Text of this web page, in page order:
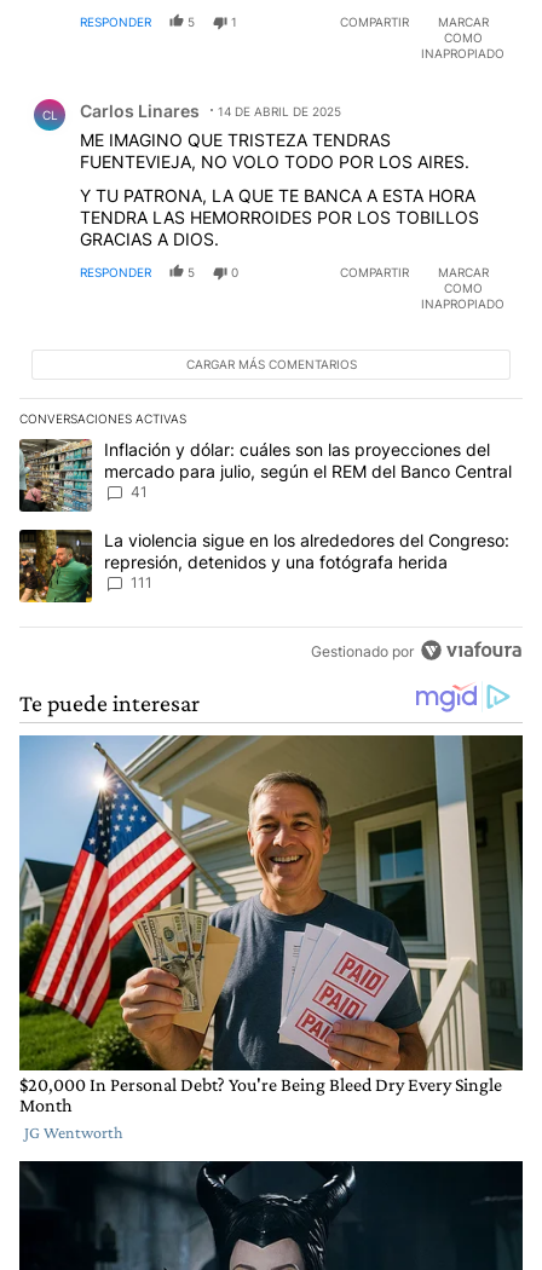
RESPONDER 5 1 COMPARTIR
MARCAR
COMO
INAPROPIADO
CL Carlos Linares 14 DE ABRIL DE 2025
ME IMAGINO QUE TRISTEZA TENDRAS
FUENTEVIEJA, NO VOLO TODO POR LOS AIRES.
Y TU PATRONA, LA QUE TE BANCA A ESTA HORA
TENDRA LAS HEMORROIDES POR LOS TOBILLOS
GRACIAS A DIOS.
RESPONDER 5 0 COMPARTIR
MARCAR
COMO
INAPROPIADO
CARGAR MÁS COMENTARIOS
CONVERSACIONES ACTIVAS
Este listado muestra los artículos con más comentarios en los
Un artículo de tendencia con el título "Inflación y dólar: cuáles
Inflación y dólar: cuáles son las proyecciones del
mercado para julio, según el REM del Banco Central
41
Un artículo de tendencia con el título "La violencia sigue en los
La violencia sigue en los alrededores del Congreso:
represión, detenidos y una fotógrafa herida
111
Gestionado por